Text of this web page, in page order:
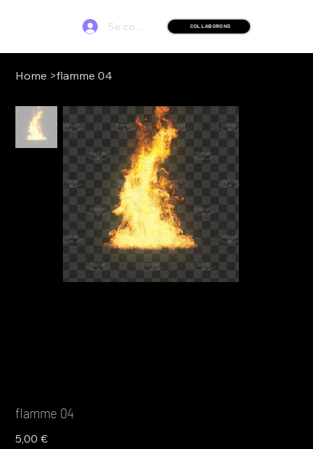
COLLABORONS
Se connecter
Home >flamme 04
flamme 04
Prix
5,00 €